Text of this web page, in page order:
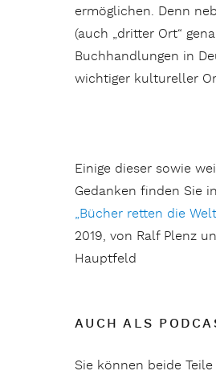
ermöglichen. Denn
(auch „dritter Ort“
Buchhandlungen in
wichtiger kultureller
Einige dieser sowie
Gedanken finden Sie
„Bücher retten die
2019, von Ralf Plenz
Hauptfeld
AUCH ALS
Sie können beide